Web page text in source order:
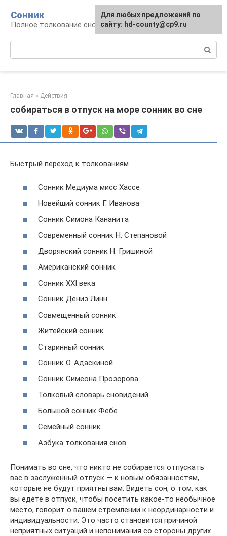
контенту
Сонник
Полное толкование снов
Главная » Действия
собираться в отпуск на море сонник во сне
Быстрый переход к толкованиям
Сонник Медиума мисс Хассе
Новейший сонник Г. Иванова
Сонник Симона Кананита
Современный сонник Н. Степановой
Дворянский сонник Н. Гришиной
Американский сонник
Сонник XXI века
Сонник Дениз Линн
Совмещенный сонник
Житейский сонник
Старинный сонник
Сонник О. Адаскиной
Сонник Симеона Прозорова
Толковый словарь сновидений
Большой сонник Фебе
Семейный сонник
Азбука толкования снов
Понимать во сне, что никто не собирается отпускать
вас в заслуженный отпуск — к новым обязанностям,
которые не будут приятны вам. Видеть сон, о том, как
вы едете в отпуск, чтобы посетить какое-то необычное
место, говорит о вашем стремлении к неординарности и
индивидуальности. Это часто становится причиной
неприятных ситуаций и непонимания со стороны других
Для любых предложений по
сайту: hd-county@cp9.ru